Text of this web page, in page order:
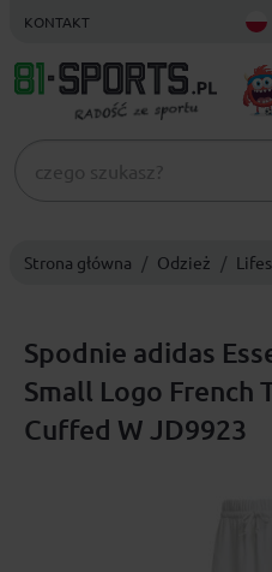
KONTAKT
Strona główna Odzież
Spodnie adidas
Small Logo French
Cuffed W JD9923